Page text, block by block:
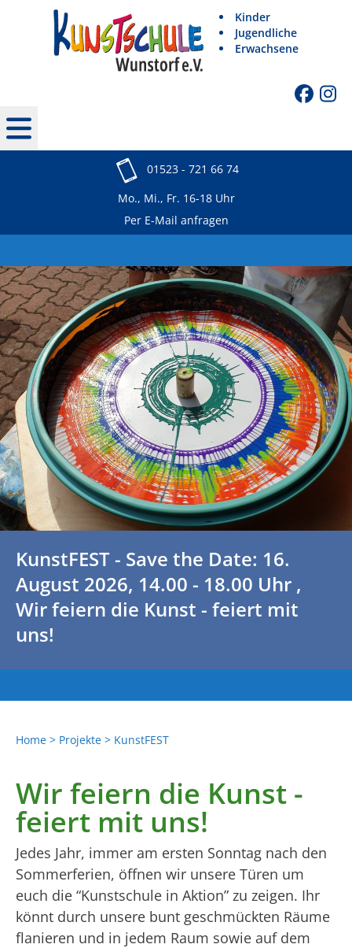
Kinder
Jugendliche
Erwachsene
01523 - 721 66 74
Mo., Mi., Fr. 16-18 Uhr
Per E-Mail anfragen
KunstFEST - Save the Date: 16.
August 2026, 14.00 - 18.00 Uhr ,
Wir feiern die Kunst - feiert mit
uns!
Home Projekte KunstFEST
Wir feiern die Kunst -
feiert mit uns!
Jedes Jahr, immer am ersten Sonntag nach den
Sommerferien, öffnen wir unsere Türen um
euch die “Kunstschule in Aktion” zu zeigen. Ihr
könnt durch unsere bunt geschmückten Räume
flanieren und in jedem Raum sowie auf dem